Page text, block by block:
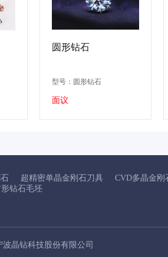
圆形钻石
型号：圆形钻石
面议
超精密单晶金刚石刀具
CVD多晶金刚
钻石毛坯
晶钻科技股份有限公司